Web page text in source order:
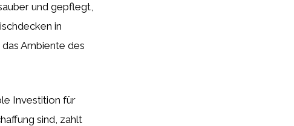
und gepflegt,
in
Ambiente des
Investition für
sind, zahlt